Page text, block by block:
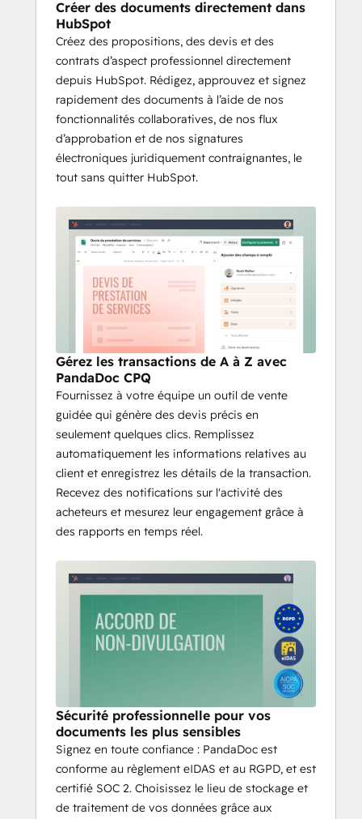
Créez des devis en toute
confiance
PandaDoc propose désormais l'intégration
de CPQ dans HubSpot ! Générez
rapidement des devis sans erreurs : grâce à
l'expérience HubSpot intégrée nativement,
les configurations de prix et de produits
personnalisés sont un véritable jeu d'enfant.
sans jamais quitter HubSpot, de la
proposition au paiement en passant par les
analyses.
Découvrez nos principaux cas
d'utilisation en vidéo
(en anglais)
Remarque : la nouvelle fonctionnalité de
carte d’application est déployée
progressivement pour cette intégration.
Nous vous remercions de votre patience,
elle sera disponible dans les semaines à
venir.
Créer des documents directement dans
HubSpot
Créez des propositions, des devis et des
contrats d’aspect professionnel directement
depuis HubSpot. Rédigez, approuvez et signez
rapidement des documents à l’aide de nos
fonctionnalités collaboratives, de nos flux
d’approbation et de nos signatures
électroniques juridiquement contraignantes, le
tout sans quitter HubSpot.
Gérez les transactions de A à Z avec
PandaDoc CPQ
Fournissez à votre équipe un outil de vente
guidée qui génère des devis précis en
seulement quelques clics. Remplissez
automatiquement les informations relatives au
client et enregistrez les détails de la transaction.
Recevez des notifications sur l'activité des
acheteurs et mesurez leur engagement grâce à
des rapports en temps réel.
Sécurité professionnelle pour vos
documents les plus sensibles
Signez en toute confiance : PandaDoc est
conforme au règlement eIDAS et au RGPD, et est
certifié SOC 2. Choisissez le lieu de stockage et
de traitement de vos données grâce aux